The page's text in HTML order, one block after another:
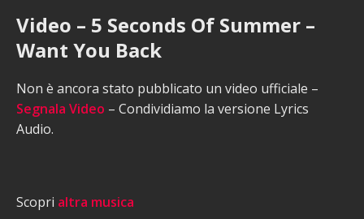
Video – 5 Seconds Of Summer –
Want You Back
Non è ancora stato pubblicato un video ufficiale –
Segnala Video – Condividiamo la versione Lyrics
Audio.
Scopri altra musica